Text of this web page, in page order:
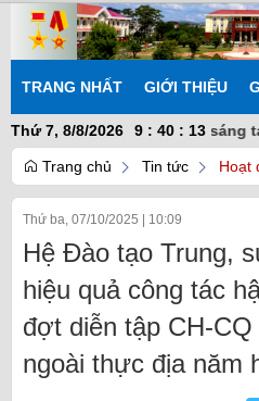
TRANG NHẤT GIỚI THIỆU
Thứ 7, 8/8/2026
9 : 40 : 14
nhất trí - Chủ động sáng tạo -
Trang chủ Tin tức Hoạt
Thứ ba, 07/10/2025 10:09
Hệ Đào tạo Trung,
hiệu quả công tác
đợt diễn tập CH-
ngoài thực địa năm